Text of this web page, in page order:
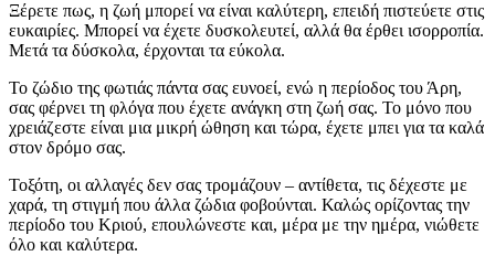
Ξέρετε πως, η ζωή μπορεί να είναι καλύτερη, επειδή πιστεύετε στις
ευκαιρίες. Μπορεί να έχετε δυσκολευτεί, αλλά θα έρθει ισορροπία.
Μετά τα δύσκολα, έρχονται τα εύκολα.
Το ζώδιο της φωτιάς πάντα σας ευνοεί, ενώ η περίοδος του Άρη,
σας φέρνει τη φλόγα που έχετε ανάγκη στη ζωή σας. Το μόνο που
χρειάζεστε είναι μια μικρή ώθηση και τώρα, έχετε μπει για τα καλά
στον δρόμο σας.
Τοξότη, οι αλλαγές δεν σας τρομάζουν – αντίθετα, τις δέχεστε με
χαρά, τη στιγμή που άλλα ζώδια φοβούνται. Καλώς ορίζοντας την
περίοδο του Κριού, επουλώνεστε και, μέρα με την ημέρα, νιώθετε
όλο και καλύτερα.